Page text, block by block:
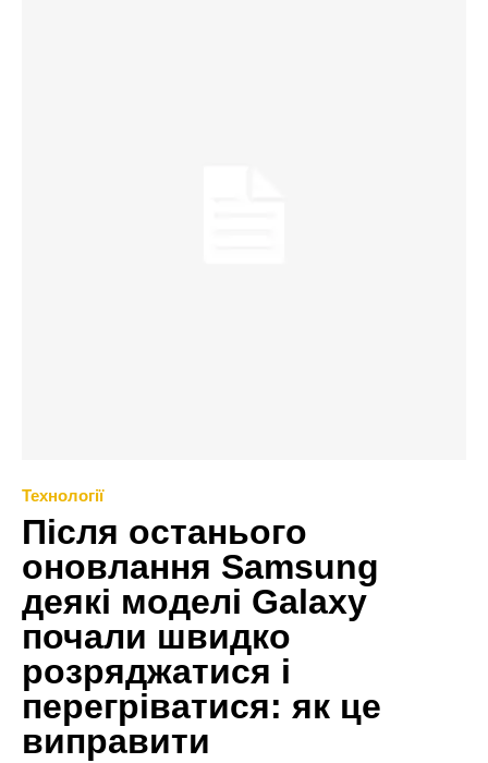
Технології
Після останього
оновлання Samsung
деякі моделі Galaxy
почали швидко
розряджатися і
перегріватися: як це
виправити